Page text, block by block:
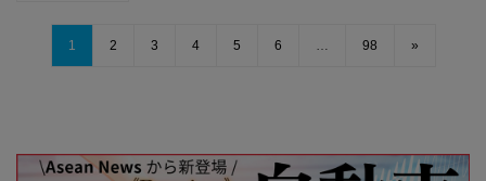
1 2 3 4 5 6 … 98 »